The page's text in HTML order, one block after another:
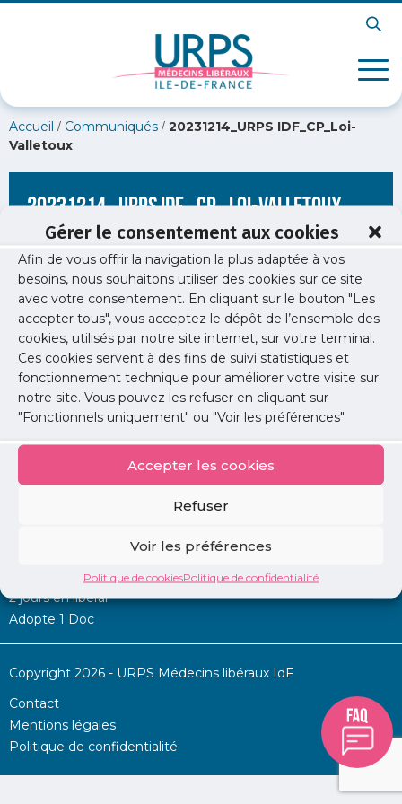
Gérer le consentement aux cookies
Afin de vous offrir la navigation la plus adaptée à vos
besoins, nous souhaitons utiliser des cookies sur ce site
avec votre consentement. En cliquant sur le bouton "Les
accepter tous", vous acceptez le dépôt de l’ensemble des
cookies, utilisés par notre site internet, sur votre terminal.
Ces cookies servent à des fins de suivi statistiques et
fonctionnement technique pour améliorer votre visite sur
notre site. Vous pouvez les refuser en cliquant sur
"Fonctionnels uniquement" ou "Voir les préférences"
Accepter les cookies
Refuser
Voir les préférences
Politique de cookiesPolitique de confidentialité
Accueil / Communiqués / 20231214_URPS IDF_CP_Loi-
Valletoux
20231214_URPS IDF_CP_Loi-Valletoux
Permanence d’aide à l’installation
2 jours en libéral
Adopte 1 Doc
Copyright 2026 - URPS Médecins libéraux IdF
Contact
Mentions légales
Politique de confidentialité